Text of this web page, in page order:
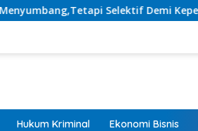
Demi Kepentingan Masyarakat
Hukum Kriminal Ekonomi Bisnis